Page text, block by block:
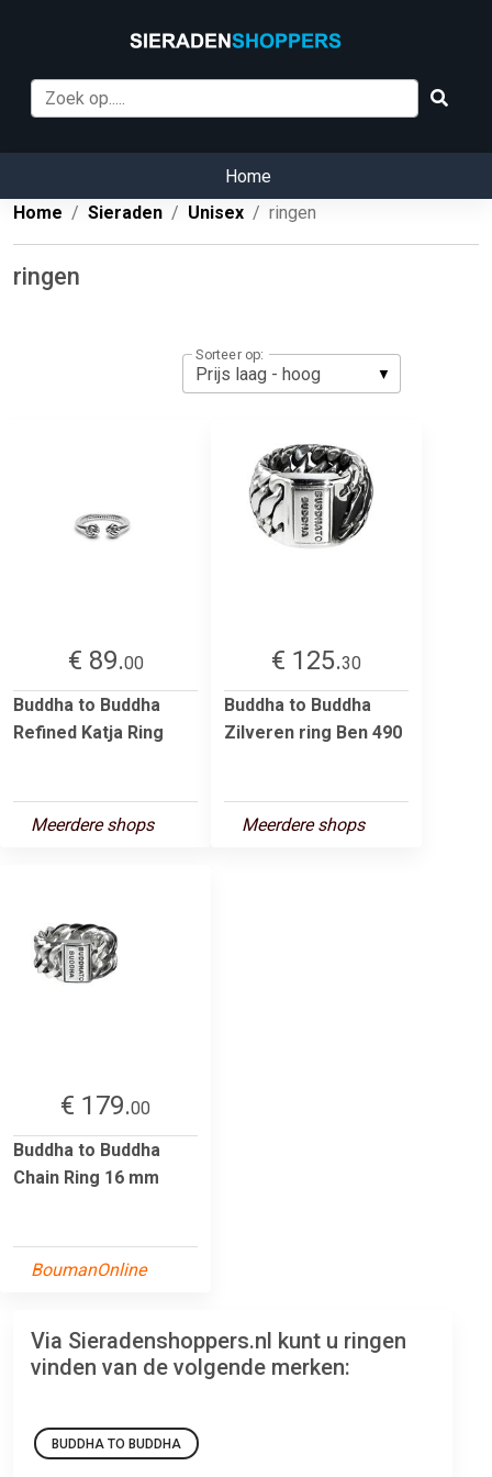
Home
Home
Sieraden Unisex ringen
ringen
Sorteer op:
€ 89.00
Buddha to Buddha
Refined Katja Ring
Meerdere shops
€ 125.30
Buddha to Buddha
Zilveren ring Ben 490
Meerdere shops
€ 179.00
Buddha to Buddha
Chain Ring 16 mm
BoumanOnline
Via Sieradenshoppers.nl kunt u ringen
vinden van de volgende merken:
BUDDHA TO BUDDHA